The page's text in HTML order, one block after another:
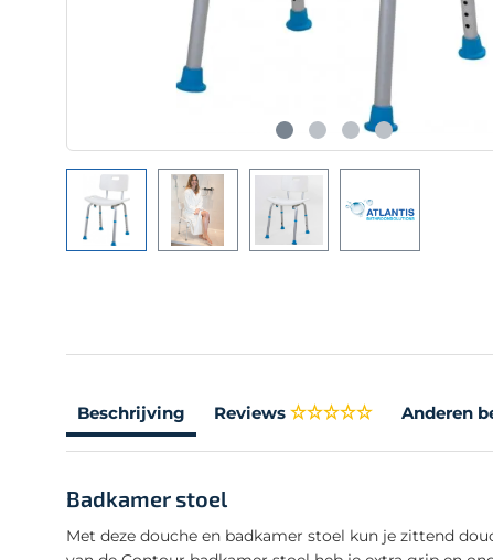
Beschrijving Reviews Anderen
Badkamer stoel
Met deze douche en badkamer stoel kun je zittend